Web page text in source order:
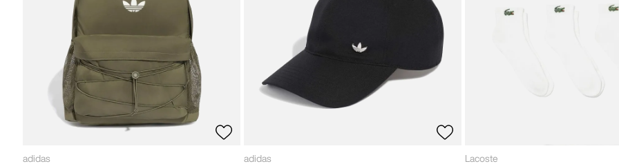
adidas adidas Lacoste